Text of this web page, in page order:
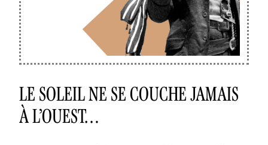
LE SOLEIL NE SE COUCHE JAMAIS
À L’OUEST…